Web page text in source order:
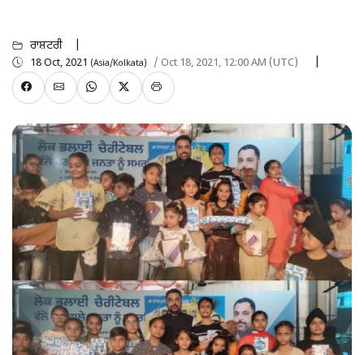
ਰਾਸ਼ਟਰੀ
18 Oct, 2021 (Asia/Kolkata) / Oct 18, 2021, 12:00 AM (UTC)